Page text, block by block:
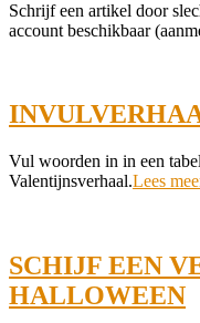
2024-
01-
Schrijf een artikel door
account beschikbaar
2024-
01-
Vul woorden in in een
Valentijnsverhaal.Lees
SCHIJF EEN
HALLOWEEN